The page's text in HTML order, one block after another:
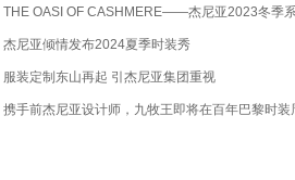
费
THE OASI OF CASHMERE——杰尼亚2023冬季
体预览
杰尼亚倾情发布2024夏季时装秀
服装定制东山再起 引杰尼亚集团重视
携手前杰尼亚设计师，九牧王即将在百年巴黎时装